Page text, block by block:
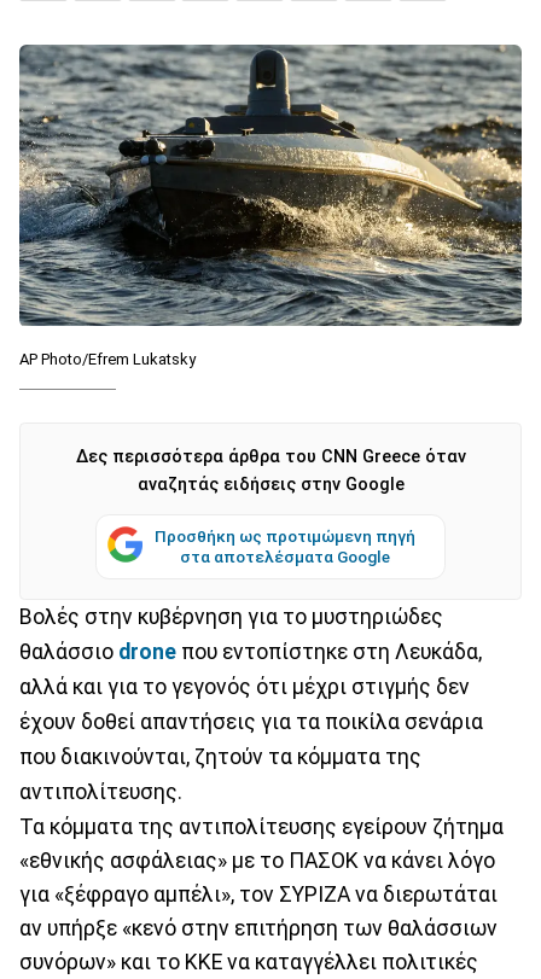
AP Photo/Efrem Lukatsky
Δες περισσότερα άρθρα του CNN Greece όταν
αναζητάς ειδήσεις στην Google
Προσθήκη ως προτιμώμενη πηγή
στα αποτελέσματα Google
Βολές στην κυβέρνηση για το μυστηριώδες
θαλάσσιο drone που εντοπίστηκε στη Λευκάδα,
αλλά και για το γεγονός ότι μέχρι στιγμής δεν
έχoυν δοθεί απαντήσεις για τα ποικίλα σενάρια
που διακινούνται, ζητούν τα κόμματα της
αντιπολίτευσης.
Τα κόμματα της αντιπολίτευσης εγείρουν ζήτημα
«εθνικής ασφάλειας» με το ΠΑΣΟΚ να κάνει λόγο
για «ξέφραγο αμπέλι», τον ΣΥΡΙΖΑ να διερωτάται
αν υπήρξε «κενό στην επιτήρηση των θαλάσσιων
συνόρων» και το ΚΚΕ να καταγγέλλει πολιτικές